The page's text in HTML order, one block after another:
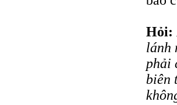
Hỏi:
lánh
phải
biên